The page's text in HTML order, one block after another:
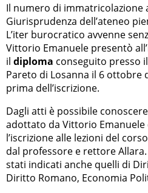
Il numero di immatricolazione
Giurisprudenza dell’ateneo
L’iter burocratico avvenne
Vittorio Emanuele presentò
il diploma conseguito presso
Pareto di Losanna il 6 ottobre
prima dell’iscrizione.
Dagli atti è possibile
adottato da Vittorio Emanuele
l’iscrizione alle lezioni del
dal professore e rettore
stati indicati anche quelli di
Diritto Romano, Economia